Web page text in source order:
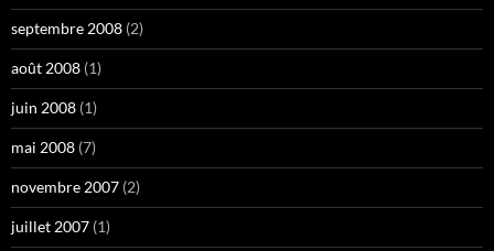
septembre 2008 (2)
août 2008 (1)
juin 2008 (1)
mai 2008 (7)
novembre 2007 (2)
juillet 2007 (1)